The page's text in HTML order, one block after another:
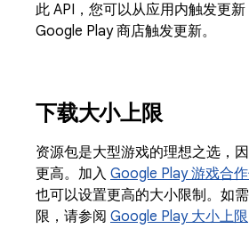
此 API，您可以从应用内触发更
Google Play 商店触发更新。
下载大小上限
资源包是大型游戏的理想之选，
更高。加入 Google Play 游戏合
也可以设置更高的大小限制。如
限，请参阅 Google Play 大小上限